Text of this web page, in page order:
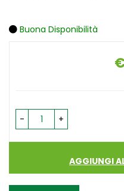
Buona Disponibilità
- +
AGGIUNGI